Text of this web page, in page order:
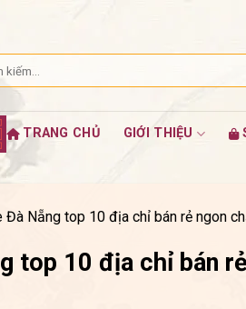
TRANG CHỦ GIỚI THIỆU
Đà Nẵng top 10 địa chỉ bán rẻ ngon
top 10 địa chỉ bán